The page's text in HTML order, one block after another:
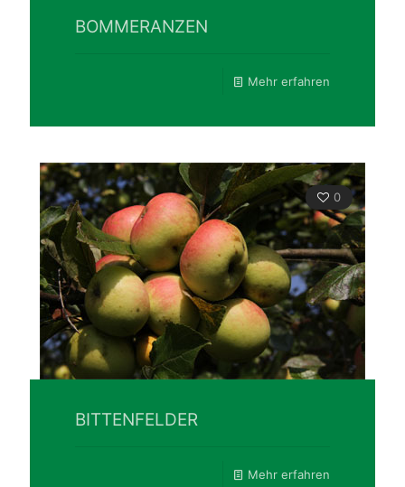
BOMMERANZEN
Mehr erfahren
0
BITTENFELDER
Mehr erfahren